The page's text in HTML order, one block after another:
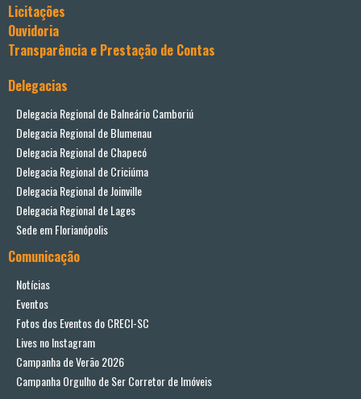
Licitações
Ouvidoria
Transparência e Prestação de Contas
Delegacias
Delegacia Regional de Balneário Camboriú
Delegacia Regional de Blumenau
Delegacia Regional de Chapecó
Delegacia Regional de Criciúma
Delegacia Regional de Joinville
Delegacia Regional de Lages
Sede em Florianópolis
Comunicação
Notícias
Eventos
Fotos dos Eventos do CRECI-SC
Lives no Instagram
Campanha de Verão 2026
Campanha Orgulho de Ser Corretor de Imóveis